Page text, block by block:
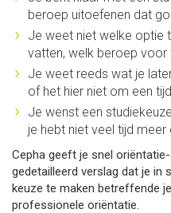
beroep uitoefenen dat
Je weet niet welke optie
vatten, welk beroep voor
Je weet reeds wat je
of het hier niet om een
Je wenst een
je hebt niet veel tijd
Cepha geeft je snel
gedetailleerd verslag dat je
keuze te maken betreffende
professionele oriëntatie.